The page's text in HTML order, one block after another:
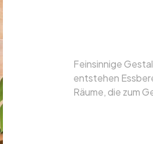
Feinsinnige
entstehen
Räume, die zum